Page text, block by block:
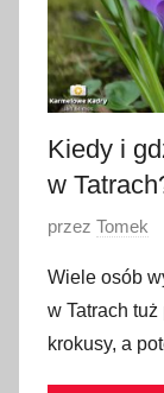
n
i
a
2
0
6
Kiedy i
w
O
u
b
l
i
przez Tomek
Wiele osób
w Tatrach
krokusy, a